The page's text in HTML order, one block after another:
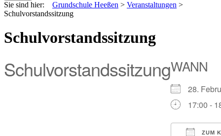
Sie sind hier: Grundschule Heeßen > Veranstaltungen >
Schulvorstandssitzung
Schulvorstandssitzung
SchulvorstandssitzungWANN
28.
17:00 -
ZUM